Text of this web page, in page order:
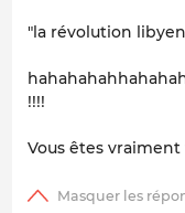
"la révolution
!!!!
Vous êtes